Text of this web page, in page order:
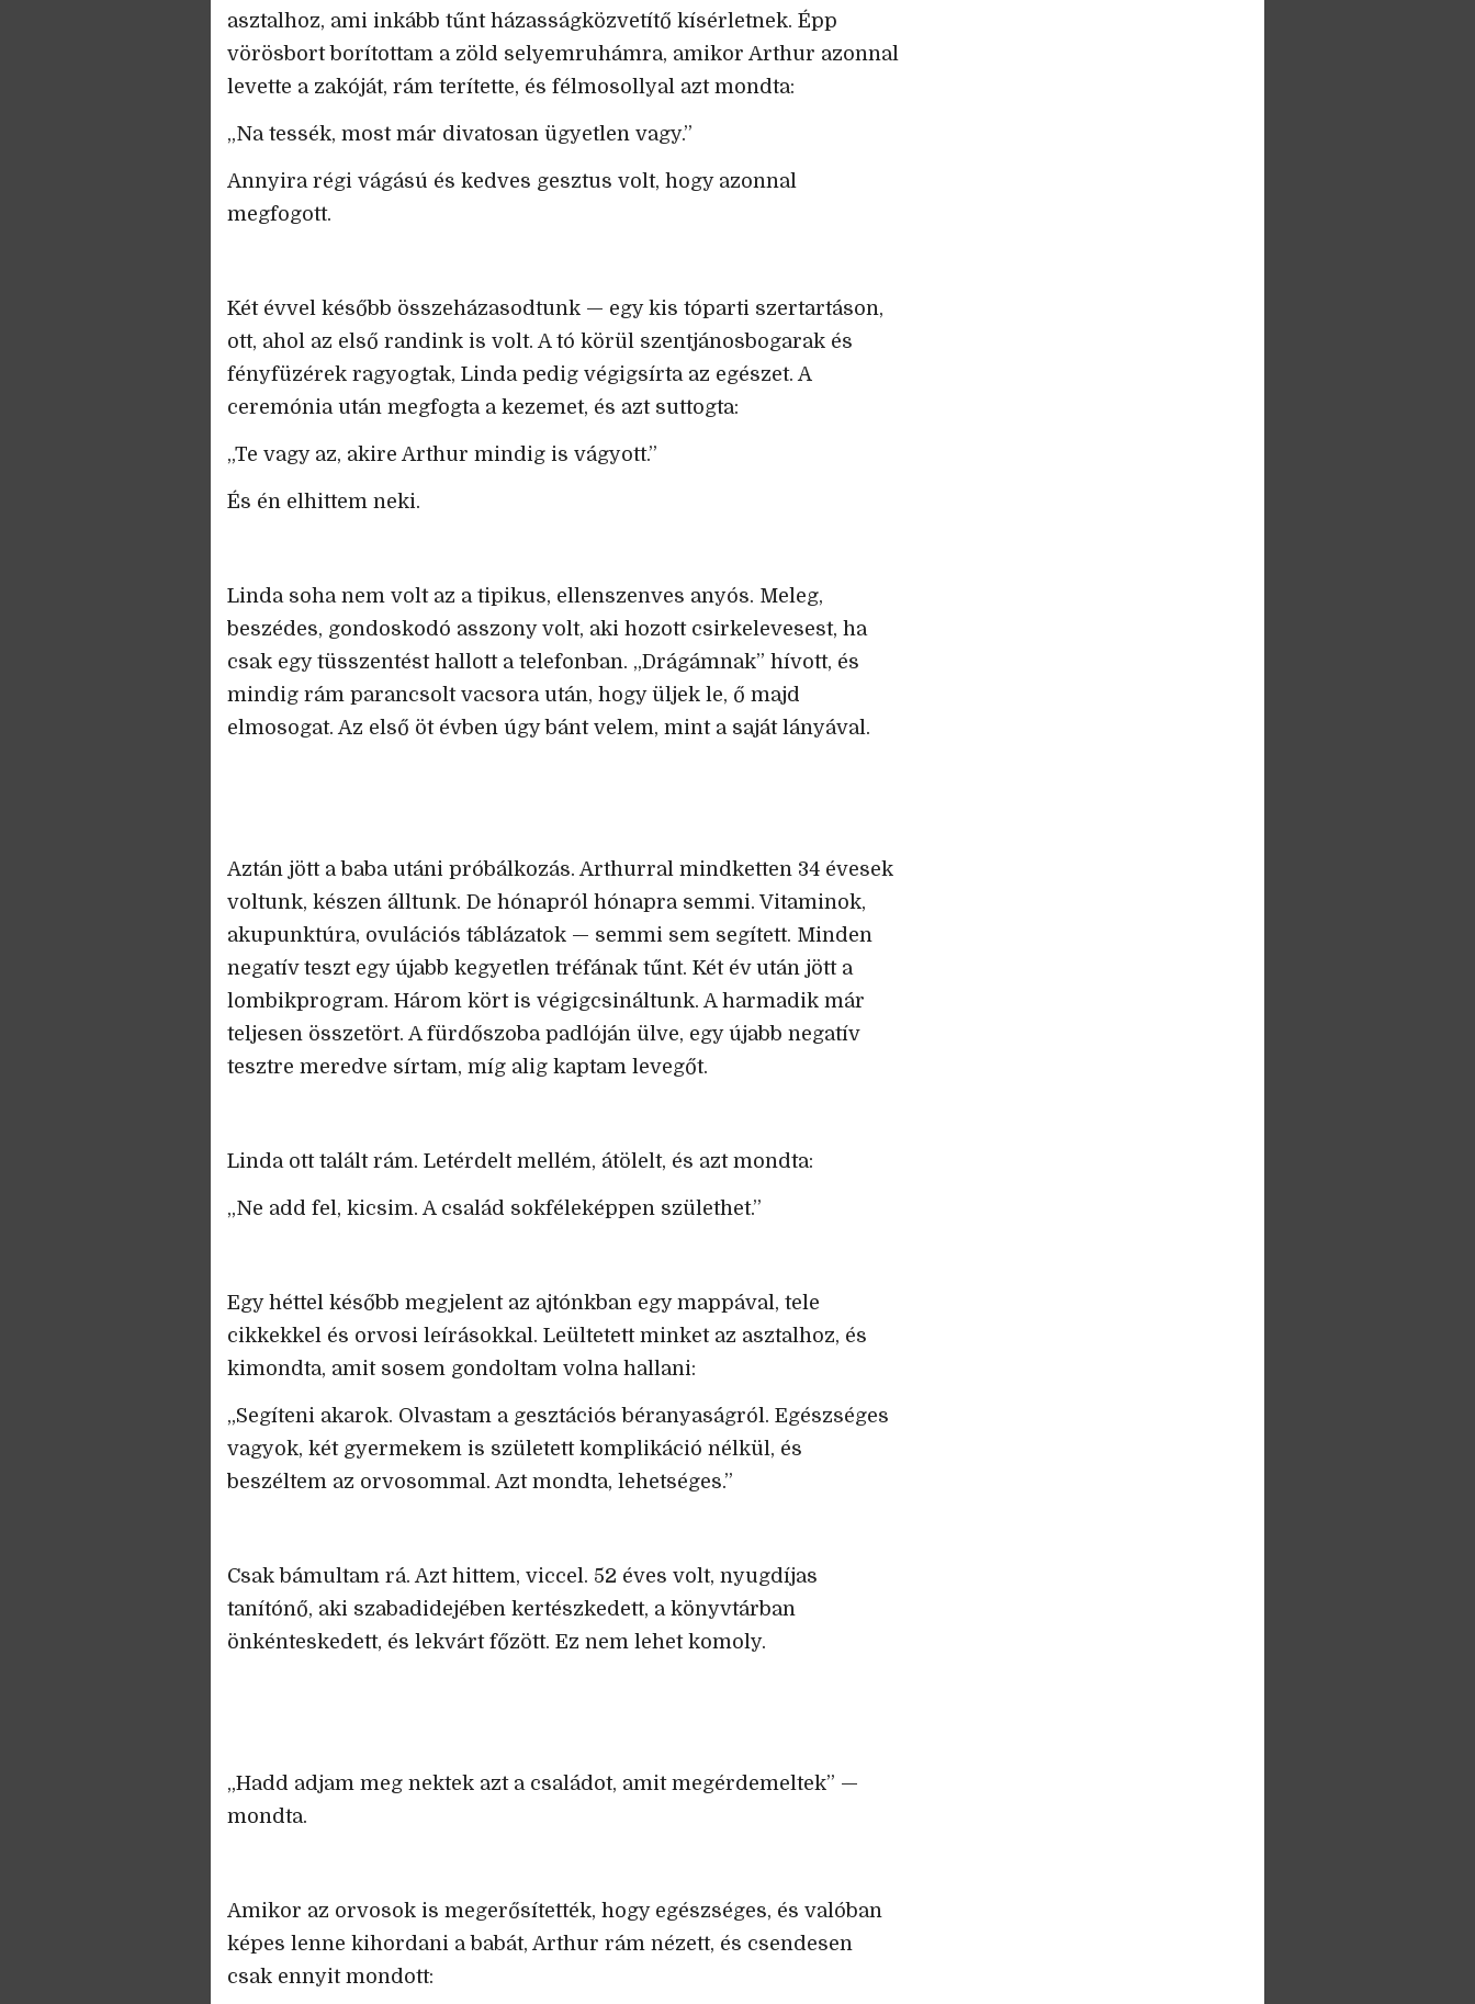
asztalhoz, ami inkább tűnt házasságközvetítő kísérletnek. Épp
vörösbort borítottam a zöld selyemruhámra, amikor Arthur azonnal
levette a zakóját, rám terítette, és félmosollyal azt mondta:
„Na tessék, most már divatosan ügyetlen vagy.”
Annyira régi vágású és kedves gesztus volt, hogy azonnal
megfogott.
Két évvel később összeházasodtunk — egy kis tóparti szertartáson,
ott, ahol az első randink is volt. A tó körül szentjánosbogarak és
fényfüzérek ragyogtak, Linda pedig végigsírta az egészet. A
ceremónia után megfogta a kezemet, és azt suttogta:
„Te vagy az, akire Arthur mindig is vágyott.”
És én elhittem neki.
Linda soha nem volt az a tipikus, ellenszenves anyós. Meleg,
beszédes, gondoskodó asszony volt, aki hozott csirkelevesest, ha
csak egy tüsszentést hallott a telefonban. „Drágámnak” hívott, és
mindig rám parancsolt vacsora után, hogy üljek le, ő majd
elmosogat. Az első öt évben úgy bánt velem, mint a saját lányával.
Aztán jött a baba utáni próbálkozás. Arthurral mindketten 34 évesek
voltunk, készen álltunk. De hónapról hónapra semmi. Vitaminok,
akupunktúra, ovulációs táblázatok — semmi sem segített. Minden
negatív teszt egy újabb kegyetlen tréfának tűnt. Két év után jött a
lombikprogram. Három kört is végigcsináltunk. A harmadik már
teljesen összetört. A fürdőszoba padlóján ülve, egy újabb negatív
tesztre meredve sírtam, míg alig kaptam levegőt.
Linda ott talált rám. Letérdelt mellém, átölelt, és azt mondta:
„Ne add fel, kicsim. A család sokféleképpen születhet.”
Egy héttel később megjelent az ajtónkban egy mappával, tele
cikkekkel és orvosi leírásokkal. Leültetett minket az asztalhoz, és
kimondta, amit sosem gondoltam volna hallani:
„Segíteni akarok. Olvastam a gesztációs béranyaságról. Egészséges
vagyok, két gyermekem is született komplikáció nélkül, és
beszéltem az orvosommal. Azt mondta, lehetséges.”
Csak bámultam rá. Azt hittem, viccel. 52 éves volt, nyugdíjas
tanítónő, aki szabadidejében kertészkedett, a könyvtárban
önkénteskedett, és lekvárt főzött. Ez nem lehet komoly.
„Hadd adjam meg nektek azt a családot, amit megérdemeltek” —
mondta.
Amikor az orvosok is megerősítették, hogy egészséges, és valóban
képes lenne kihordani a babát, Arthur rám nézett, és csendesen
csak ennyit mondott: